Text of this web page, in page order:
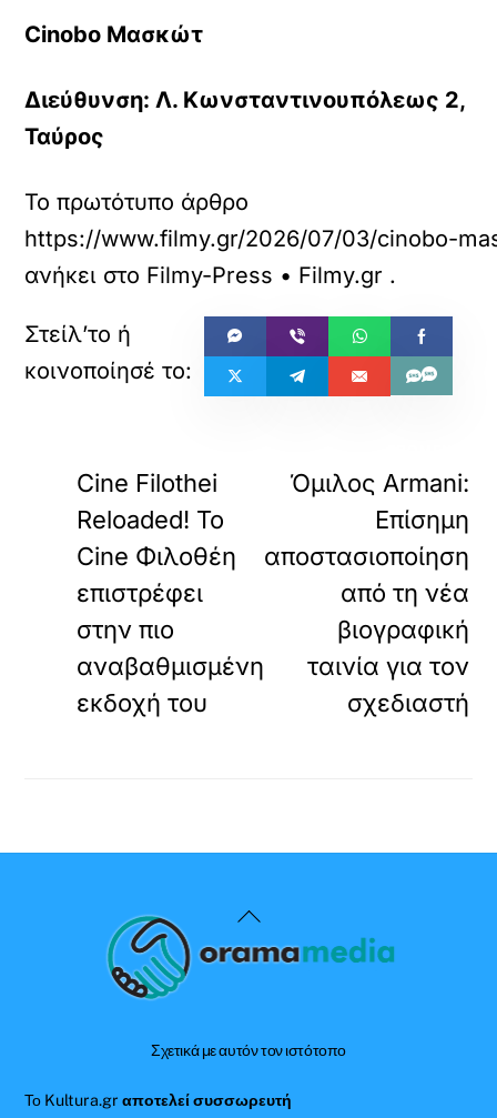
Cinobo Μασκώτ
Διεύθυνση: Λ. Κωνσταντινουπόλεως 2,
Ταύρος
Το πρωτότυπο άρθρο
https://www.filmy.gr/2026/07/03/cinobo-
ανήκει στο Filmy-Press • Filmy.gr .
Cine Filothei
Reloaded! Το
Cine Φιλοθέη
επιστρέφει
στην πιο
αναβαθμισμένη
εκδοχή του
Όμιλος Armani:
Επίσημη
αποστασιοποίηση
από τη νέα
βιογραφική
ταινία για τον
σχεδιαστή
Back
To
Σχετικά με αυτόν τον ιστότοπο
Το Kultura.grαποτελεί συσσωρευτή